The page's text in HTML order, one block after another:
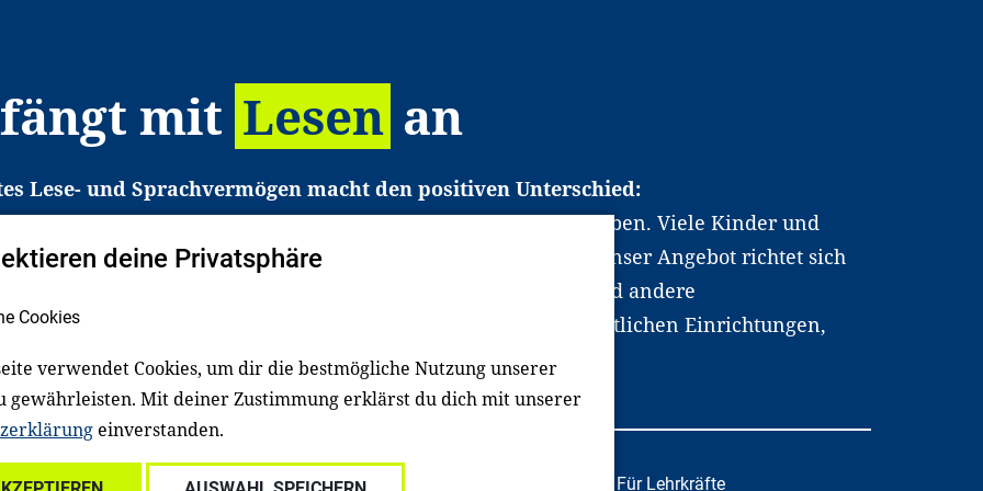
mit Lesen an
Lese- und Sprachvermögen macht den positiven Unterschied:
den Zugang zu Bildung und einem erfolgreichen Berufsleben. Viele Kinder und
in Deutschland haben aber große Schwierigkeiten dabei. Unser Angebot richtet sich
gezielt an Familien sowie an Erzieher*innen, Lehrer*innen und andere
Dafür arbeiten wir eng mit Ministerien, wissenschaftlichen Einrichtungen,
Unternehmen und anderen Stiftungen zusammen.
Über uns Spenden Für Familien Für Lehrkräfte
deine Privatsphäre
Cookies
verwendet Cookies, um dir die bestmögliche Nutzung unserer
gewährleisten. Mit deiner Zustimmung erklärst du dich mit unserer
einverstanden.